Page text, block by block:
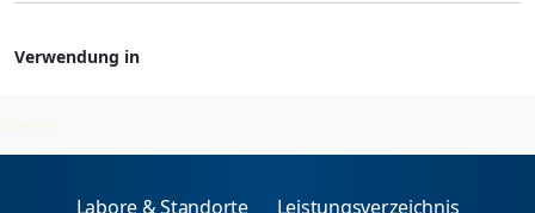
Verwendung in
2026-08-08
Labore & Standorte Leistungsverzeichnis